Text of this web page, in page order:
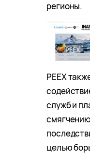
регионы.
PEEX
служб и
целью